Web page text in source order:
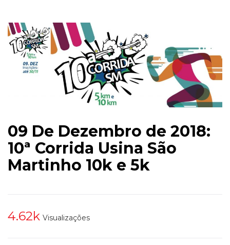
09 De Dezembro de 2018:
10ª Corrida Usina São
Martinho 10k e 5k
4.62k Visualizações